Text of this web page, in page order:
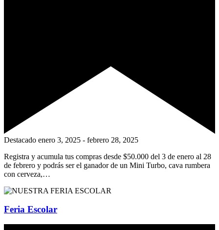
Destacado enero 3, 2025 - febrero 28, 2025
Registra y acumula tus compras desde $50.000 del 3 de enero al 28
de febrero y podrás ser el ganador de un Mini Turbo, cava rumbera
con cerveza,…
Feria Escolar